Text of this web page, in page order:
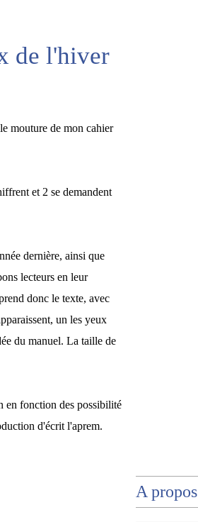
de l'hiver
mouture de mon cahier
et 2 se demandent
dernière, ainsi que
lecteurs en leur
donc le texte, avec
un les yeux
du manuel. La taille de
en fonction des possibilité
d'écrit l'aprem.
A propos